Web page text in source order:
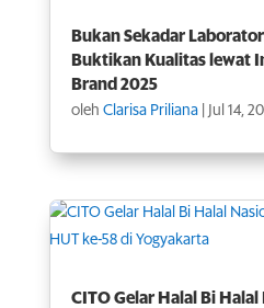
Bukan Sekadar
Buktikan Kualitas lewat
Brand 2025
oleh Clarisa Priliana| Jul 14,
CITO Gelar Halal Bi Halal